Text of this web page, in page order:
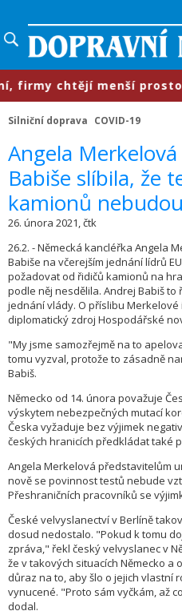
chtějí menší prostory,
Silniční doprava COVID-19
​Angela
Babiše slíbila, že
kamionů nebudou
26. února 2021, čtk
26.2. - Německá kancléřka Angela
Babiše na včerejším jednání lídrů
požadovat od řidičů kamionů na
podle něj nesdělila. Andrej Babiš
jednání vlády. O příslibu
diplomatický zdroj Hospodářské
"My jsme samozřejmě na to
tomu vyzval, protože to zásadně
Babiš.
Německo od 14. února považuje
výskytem nebezpečných mutací
Česka vyžaduje bez výjimek
českých hranicích předkládat také
Angela Merkelová představitelům
nově se povinnost testů nebude
Přeshraničních pracovníků se
České velvyslanectví v Berlíně
dosud nedostalo. "Pokud k tomu
zpráva," řekl český velvyslanec v
že v takových situacích Německo
důraz na to, aby šlo o jejich vlastní
vynucené. "Proto sám vyčkám, až
dodal.